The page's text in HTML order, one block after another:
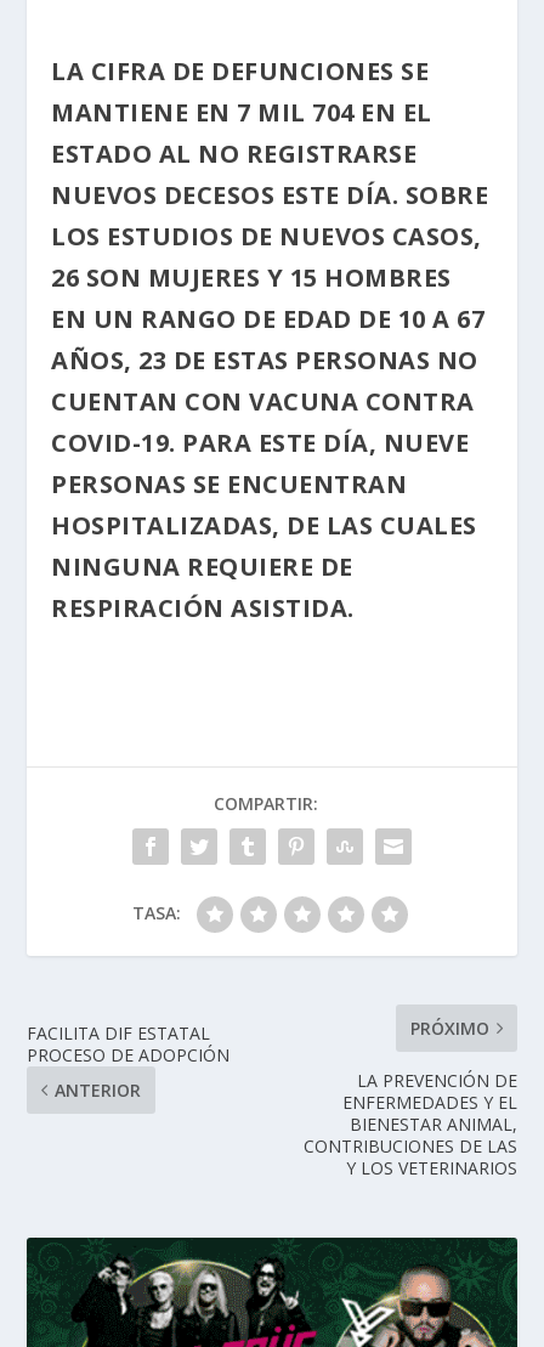
LA CIFRA DE DEFUNCIONES SE
MANTIENE EN 7 MIL 704 EN EL
ESTADO AL NO REGISTRARSE
NUEVOS DECESOS ESTE DÍA. SOBRE
LOS ESTUDIOS DE NUEVOS CASOS,
26 SON MUJERES Y 15 HOMBRES
EN UN RANGO DE EDAD DE 10 A 67
AÑOS, 23 DE ESTAS PERSONAS NO
CUENTAN CON VACUNA CONTRA
COVID-19. PARA ESTE DÍA, NUEVE
PERSONAS SE ENCUENTRAN
HOSPITALIZADAS, DE LAS CUALES
NINGUNA REQUIERE DE
RESPIRACIÓN ASISTIDA.
COMPARTIR:
TASA:
FACILITA DIF ESTATAL
PROCESO DE ADOPCIÓN
ANTERIOR
PRÓXIMO
LA PREVENCIÓN DE
ENFERMEDADES Y EL
BIENESTAR ANIMAL,
CONTRIBUCIONES DE LAS
Y LOS VETERINARIOS